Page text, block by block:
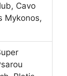
Cavo
Mykonos,